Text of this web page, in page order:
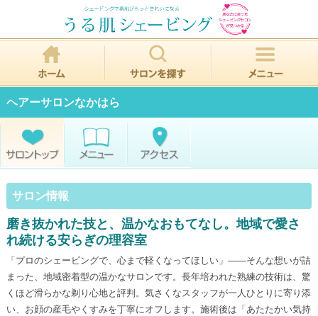
ヘアーサロンなかはら
サロン情報
磨き抜かれた技と、温かなおもてなし。地域で愛さ
れ続ける安らぎの理容室
「プロのシェービングで、心まで軽くなってほしい」――そんな想いが詰
まった、地域密着型の温かなサロンです。長年培われた熟練の技術は、驚
くほど滑らかな剃り心地と評判。気さくなスタッフが一人ひとりに寄り添
い、お顔の産毛やくすみを丁寧にオフします。施術後は「あたたかい気持